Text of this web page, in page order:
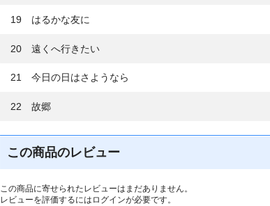
19 はるかな友に
20 遠くへ行きたい
21 今日の日はさようなら
22 故郷
この商品のレビュー
この商品に寄せられたレビューはまだありません。
レビューを評価するには ログインが必要です。